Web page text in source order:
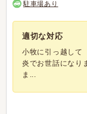
駐車場あり
適切な対応
小牧に引っ越して
炎でお世話になり
ま...